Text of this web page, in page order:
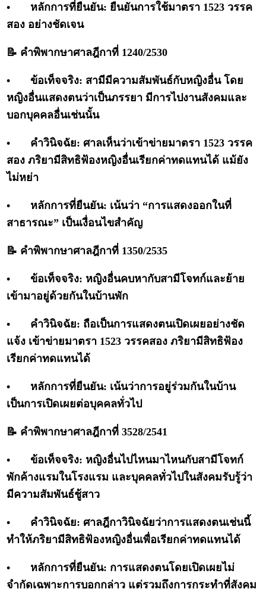
•
หลักการที่ยืนยัน: ยืนยันการใช้มาตรา 1523 วรรค
สอง อย่างชัดเจน
📝 คำพิพากษาศาลฎีกาที่ 1240/2530
•
ข้อเท็จจริง: สามีมีความสัมพันธ์กับหญิงอื่น โดย
หญิงอื่นแสดงตนว่าเป็นภรรยา มีการไปงานสังคมและ
บอกบุคคลอื่นเช่นนั้น
•
คำวินิจฉัย: ศาลเห็นว่าเข้าข่ายมาตรา 1523 วรรค
สอง ภริยามีสิทธิฟ้องหญิงอื่นเรียกค่าทดแทนได้ แม้ยัง
ไม่หย่า
•
หลักการที่ยืนยัน: เน้นว่า “การแสดงออกในที่
สาธารณะ” เป็นเงื่อนไขสำคัญ
📝 คำพิพากษาศาลฎีกาที่ 1350/2535
•
ข้อเท็จจริง: หญิงอื่นคบหากับสามีโจทก์และย้าย
เข้ามาอยู่ด้วยกันในบ้านพัก
•
คำวินิจฉัย: ถือเป็นการแสดงตนเปิดเผยอย่างชัด
แจ้ง เข้าข่ายมาตรา 1523 วรรคสอง ภริยามีสิทธิฟ้อง
เรียกค่าทดแทนได้
•
หลักการที่ยืนยัน: เน้นว่าการอยู่ร่วมกันในบ้าน
เป็นการเปิดเผยต่อบุคคลทั่วไป
📝 คำพิพากษาศาลฎีกาที่ 3528/2541
•
ข้อเท็จจริง: หญิงอื่นไปไหนมาไหนกับสามีโจทก์
พักค้างแรมในโรงแรม และบุคคลทั่วไปในสังคมรับรู้ว่า
มีความสัมพันธ์ชู้สาว
•
คำวินิจฉัย: ศาลฎีกาวินิจฉัยว่าการแสดงตนเช่นนี้
ทำให้ภริยามีสิทธิฟ้องหญิงอื่นเพื่อเรียกค่าทดแทนได้
•
หลักการที่ยืนยัน: การแสดงตนโดยเปิดเผยไม่
จำกัดเฉพาะการบอกกล่าว แต่รวมถึงการกระทำที่สังคม